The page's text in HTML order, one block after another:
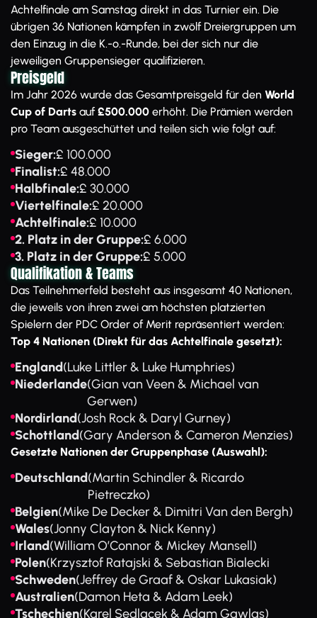
Achtelfinale am Samstag direkt in das Turnier ein. Die
übrigen 36 Nationen kämpfen in zwölf Dreiergruppen um
den Einzug in die K.-o.-Runde, bei der sich nur die
jeweiligen Gruppensieger qualifizieren.
Preisgeld
Im Jahr 2026 wurde das Gesamtpreisgeld für den World
Cup of Darts auf£500.000 erhöht. Die Prämien werden
pro Team ausgeschüttet und teilen sich wie folgt auf:
Sieger:£ 100.000
Finalist:£ 48.000
Halbfinale:£ 30.000
Viertelfinale:£ 20.000
Achtelfinale:£ 10.000
2. Platz in der Gruppe:£ 6.000
3. Platz in der Gruppe:£ 5.000
Qualifikation & Teams
Das Teilnehmerfeld besteht aus insgesamt 40 Nationen,
die jeweils von ihren zwei am höchsten platzierten
Spielern der PDC Order of Merit repräsentiert werden:
Top 4 Nationen (Direkt für das Achtelfinale gesetzt):
England(Luke Littler & Luke Humphries)
Niederlande(Gian van Veen & Michael van
Gerwen)
Nordirland(Josh Rock & Daryl Gurney)
Schottland(Gary Anderson & Cameron Menzies)
Gesetzte Nationen der Gruppenphase (Auswahl):
Deutschland(Martin Schindler & Ricardo
Pietreczko)
Belgien(Mike De Decker & Dimitri Van den Bergh)
Wales(Jonny Clayton & Nick Kenny)
Irland(William O’Connor & Mickey Mansell)
Polen(Krzysztof Ratajski & Sebastian Bialecki
Schweden(Jeffrey de Graaf & Oskar Lukasiak)
Australien(Damon Heta & Adam Leek)
Tschechien(Karel Sedlacek & Adam Gawlas)